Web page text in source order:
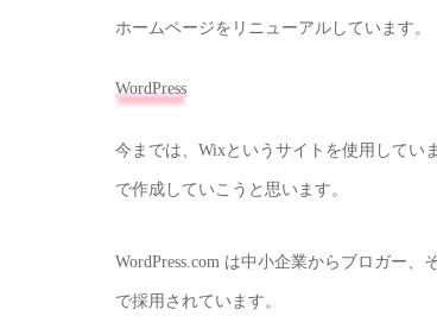
ホームページをリニューアルしています。
WordPress
今までは、Wixというサイトを使用してい
で作成していこうと思います。
WordPress.​com は中小企業からブロガー
で採用されています。